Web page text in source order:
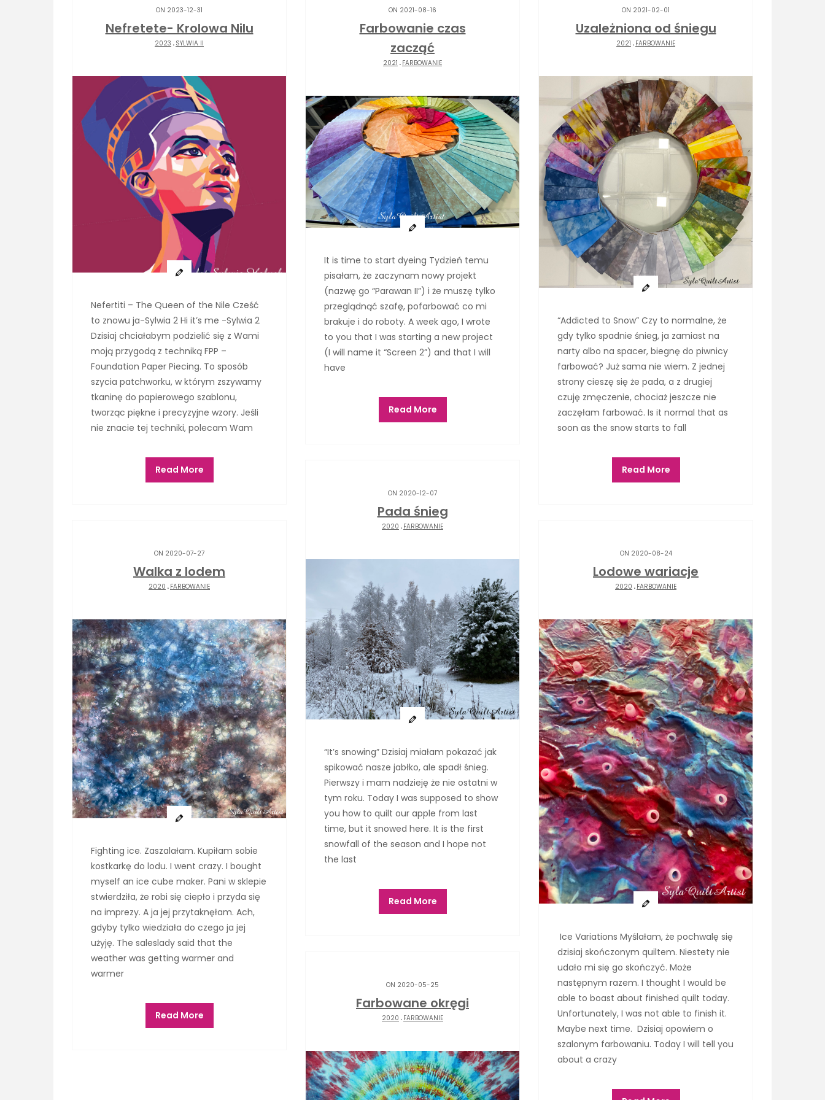
ON 2023-12-31
Nefretete- Krolowa Nilu
2023 . SYLWIA II
Nefertiti – The Queen of the Nile Cześć
to znowu ja-Sylwia 2 Hi it’s me -Sylwia 2
Dzisiaj chciałabym podzielić się z Wami
moją przygodą z techniką FPP –
Foundation Paper Piecing. To sposób
szycia patchworku, w którym zszywamy
tkaninę do papierowego szablonu,
tworząc piękne i precyzyjne wzory. Jeśli
nie znacie tej techniki, polecam Wam
Read More
ON 2021-08-16
Farbowanie czas
zacząć
2021 . FARBOWANIE
It is time to start dyeing Tydzień temu
pisałam, że zaczynam nowy projekt
(nazwę go “Parawan II”) i że muszę tylko
przeglądnąć szafę, pofarbować co mi
brakuje i do roboty. A week ago, I wrote
to you that I was starting a new project
(I will name it “Screen 2”) and that I will
have
Read More
ON 2021-02-01
Uzależniona od śniegu
2021 . FARBOWANIE
“Addicted to Snow” Czy to normalne, że
gdy tylko spadnie śnieg, ja zamiast na
narty albo na spacer, biegnę do piwnicy
farbować? Już sama nie wiem. Z jednej
strony cieszę się że pada, a z drugiej
czuję zmęczenie, chociaż jeszcze nie
zaczęłam farbować. Is it normal that as
soon as the snow starts to fall
Read More
ON 2020-12-07
Pada śnieg
2020 . FARBOWANIE
“It’s snowing” Dzisiaj miałam pokazać jak
spikować nasze jabłko, ale spadł śnieg.
Pierwszy i mam nadzieję że nie ostatni w
tym roku. Today I was supposed to show
you how to quilt our apple from last
time, but it snowed here. It is the first
snowfall of the season and I hope not
the last
Read More
ON 2020-08-24
Lodowe wariacje
2020 . FARBOWANIE
Ice Variations Myślałam, że pochwalę się
dzisiaj skończonym quiltem. Niestety nie
udało mi się go skończyć. Może
następnym razem. I thought I would be
able to boast about finished quilt today.
Unfortunately, I was not able to finish it.
Maybe next time. Dzisiaj opowiem o
szalonym farbowaniu. Today I will tell you
about a crazy
ON 2020-07-27
Walka z lodem
2020 . FARBOWANIE
Fighting ice. Zaszalałam. Kupiłam sobie
kostkarkę do lodu. I went crazy. I bought
myself an ice cube maker. Pani w sklepie
stwierdziła, że robi się ciepło i przyda się
na imprezy. A ja jej przytaknęłam. Ach,
gdyby tylko wiedziała do czego ja jej
użyję. The saleslady said that the
weather was getting warmer and
warmer
Read More
ON 2020-05-25
Farbowane okręgi
2020 . FARBOWANIE